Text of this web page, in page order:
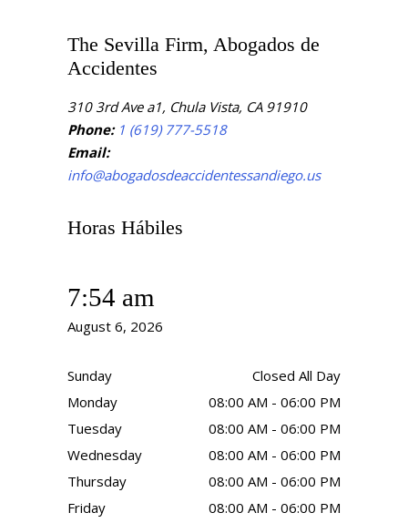
The Sevilla Firm, Abogados de
Accidentes
310 3rd Ave a1, Chula Vista, CA 91910
Phone: 1 (619) 777-5518
Email:
info@abogadosdeaccidentessandiego.us
Horas Hábiles
7:54 am
August 6, 2026
Sunday
Closed All Day
Monday
08:00 AM - 06:00 PM
Tuesday
08:00 AM - 06:00 PM
Wednesday
08:00 AM - 06:00 PM
Thursday
08:00 AM - 06:00 PM
Friday
08:00 AM - 06:00 PM